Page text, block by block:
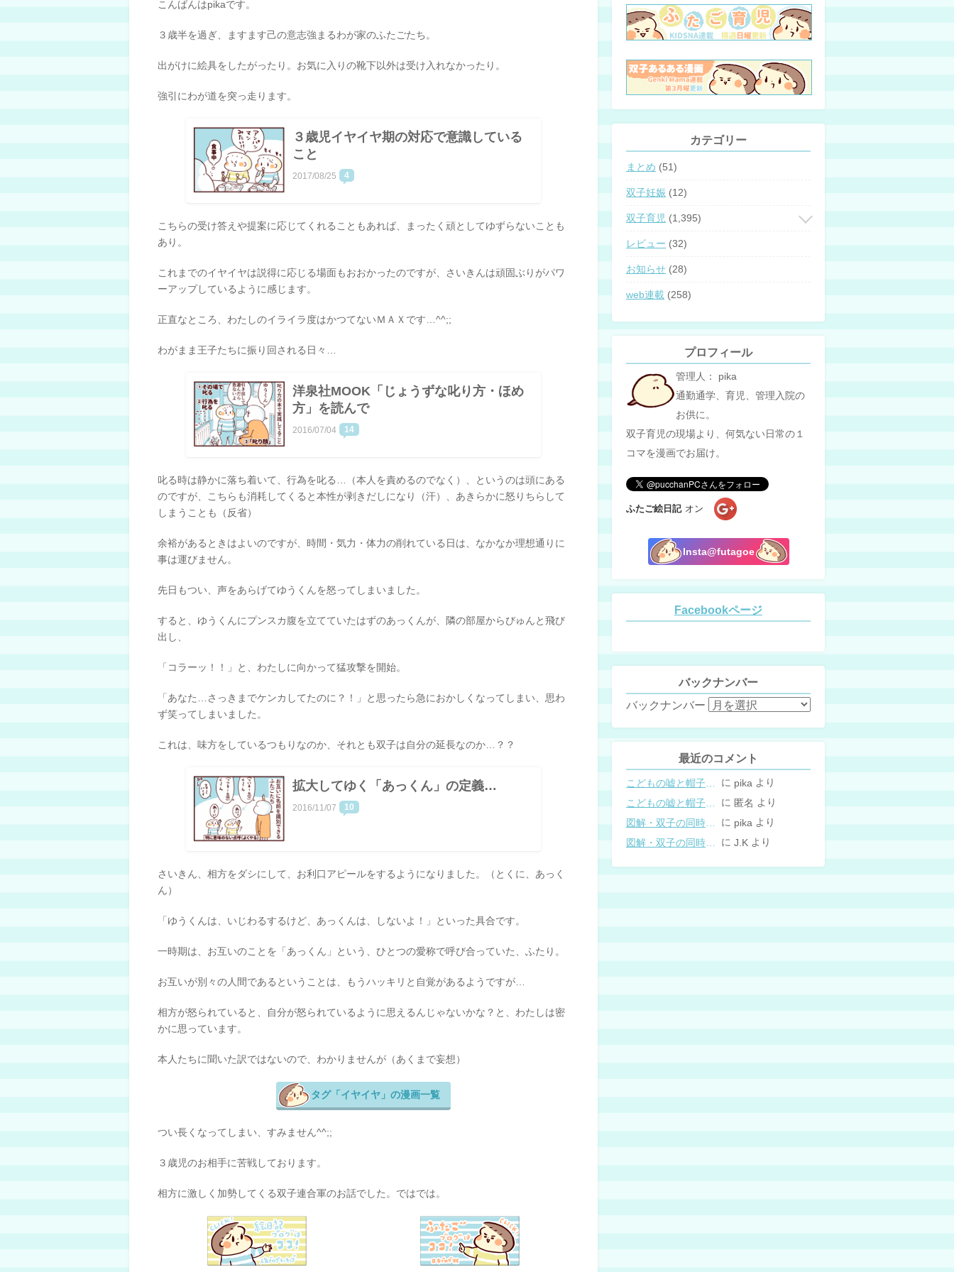
こんばんはpikaです。
３歳半を過ぎ、ますます己の意志強まるわが家のふたごたち。
出がけに絵具をしたがったり。お気に入りの靴下以外は受け入れなかったり。
強引にわが道を突っ走ります。
３歳児イヤイヤ期の対応で意識している
こと
2017/08/25 4
こちらの受け答えや提案に応じてくれることもあれば、まったく頑としてゆずらないことも
あり。
これまでのイヤイヤは説得に応じる場面もおおかったのですが、さいきんは頑固ぶりがパワ
ーアップしているように感じます。
正直なところ、わたしのイライラ度はかつてないＭＡＸです…^^;;
わがまま王子たちに振り回される日々…
洋泉社MOOK「じょうずな叱り方・ほめ
方」を読んで
2016/07/04 14
叱る時は静かに落ち着いて、行為を叱る…（本人を責めるのでなく）、というのは頭にある
のですが、こちらも消耗してくると本性が剥きだしになり（汗）、あきらかに怒りちらして
しまうことも（反省）
余裕があるときはよいのですが、時間・気力・体力の削れている日は、なかなか理想通りに
事は運びません。
先日もつい、声をあらげてゆうくんを怒ってしまいました。
すると、ゆうくんにプンスカ腹を立てていたはずのあっくんが、隣の部屋からびゅんと飛び
出し、
「コラーッ！！」と、わたしに向かって猛攻撃を開始。
「あなた…さっきまでケンカしてたのに？！」と思ったら急におかしくなってしまい、思わ
ず笑ってしまいました。
これは、味方をしているつもりなのか、それとも双子は自分の延長なのか…？？
拡大してゆく「あっくん」の定義…
2016/11/07 10
さいきん、相方をダシにして、お利口アピールをするようになりました。（とくに、あっく
ん）
「ゆうくんは、いじわるするけど、あっくんは、しないよ！」といった具合です。
一時期は、お互いのことを「あっくん」という、ひとつの愛称で呼び合っていた、ふたり。
お互いが別々の人間であるということは、もうハッキリと自覚があるようですが…
相方が怒られていると、自分が怒られているように思えるんじゃないかな？と、わたしは密
かに思っています。
本人たちに聞いた訳ではないので、わかりませんが（あくまで妄想）
タグ「イヤイヤ」の漫画一覧
つい長くなってしまい、すみません^^;;
３歳児のお相手に苦戦しております。
相方に激しく加勢してくる双子連合軍のお話でした。ではでは。
カテゴリー
まとめ (51)
双子妊娠 (12)
双子育児 (1,395)
レビュー (32)
お知らせ (28)
web連載 (258)
プロフィール
管理人： pika
通勤通学、育児、管理入院の
お供に。
双子育児の現場より、何気ない日常の１
コマを漫画でお届け。
ふたご絵日記 オン
Insta@futagoe
Facebookページ
バックナンバー
バックナンバー
最近のコメント
こどもの嘘と帽子の修復。キャップのツバが破れた時の直し方 に pika より
に 匿名 より
に pika より
に J.K より